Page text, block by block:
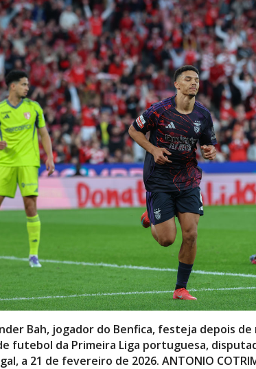
Bah, jogador do Benfica, festeja depois de
futebol da Primeira Liga portuguesa,
a 21 de fevereiro de 2026. ANTONIO